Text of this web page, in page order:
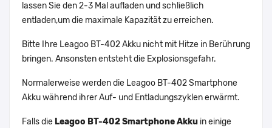
lassen Sie den 2-3 Mal aufladen und schließlich
entladen,um die maximale Kapazität zu erreichen.
Bitte Ihre Leagoo BT-402 Akku nicht mit Hitze in Berührung
bringen. Ansonsten entsteht die Explosionsgefahr.
Normalerweise werden die Leagoo BT-402 Smartphone
Akku während ihrer Auf- und Entladungszyklen erwärmt.
Falls die Leagoo BT-402 Smartphone Akku in einige